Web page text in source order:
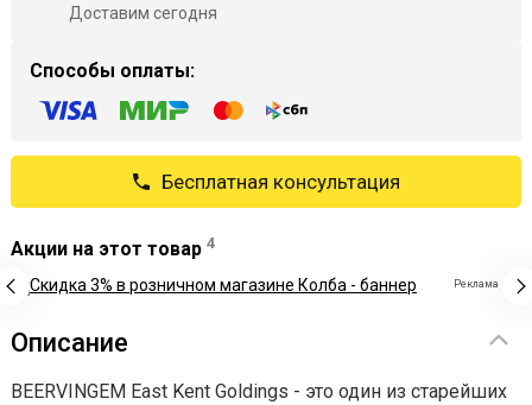
Доставим сегодня
Способы оплаты:
Бесплатная консультация
Акции на этот товар 4
Реклама
Описание
BEERVINGEM East Kent Goldings - это один из старейших